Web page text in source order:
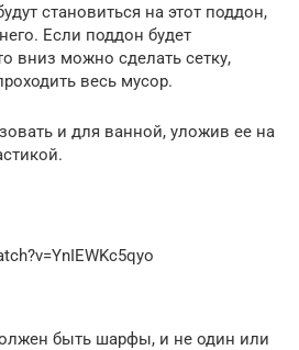
становиться на этот поддон,
Если поддон будет
вниз можно сделать сетку,
весь мусор.
и для ванной, уложив ее на
быть шарфы, и не один или